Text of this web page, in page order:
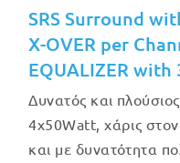
SRS Surround
X-OVER per
EQUALIZER with
Δυνατός και
4x50Watt, χάρις
και με δυνατότητα